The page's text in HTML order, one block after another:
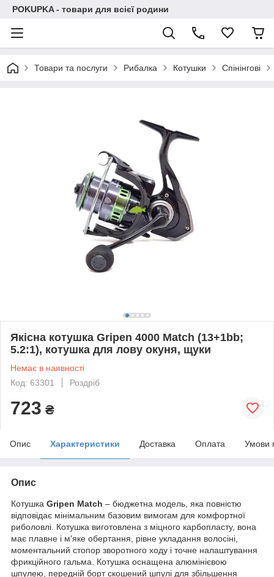
POKUPKA - товари для всієї родини
Товари та послуги Рибалка Котушки Спінінгові
Якісна котушка Gripen 4000 Match (13+1bb;
5.2:1), котушка для лову окуня, щуки
Немає в наявності
Код: 63301
Роздріб
723 ₴
Опис Характеристики Доставка Оплата Умови
Опис
Котушка Gripen Match – бюджетна модель, яка повністю
відповідає мінімальним базовим вимогам для комфортної
риболовлі. Котушка виготовлена з міцного карбопласту, вона
має плавне і м'яке обертання, рівне укладання волосіні,
моментальний стопор зворотного ходу і точне налаштування
фрикційного гальма. Котушка оснащена алюмінієвою
шпулею, передній борт скошений шпулі для збільшення